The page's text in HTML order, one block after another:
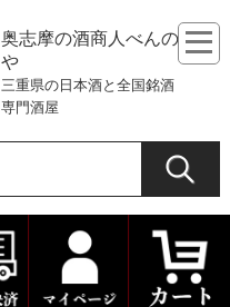
奥志摩の酒商人べんの
や
三重県の日本酒と全国銘酒
専門酒屋